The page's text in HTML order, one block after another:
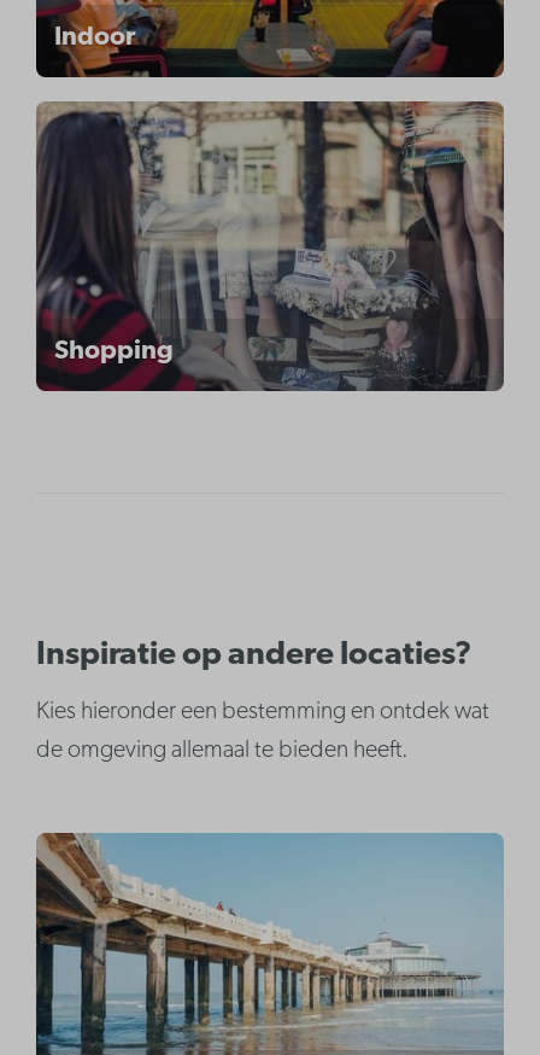
Indoor
Shopping
Inspiratie op andere locaties?
Kies hieronder een bestemming en ontdek wat
de omgeving allemaal te bieden heeft.